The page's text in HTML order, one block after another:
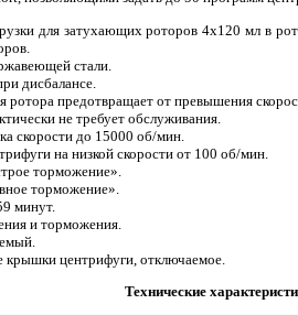
для затухающих роторов 4х120 мл в
стали.
дисбалансе.
ротора предотвращает от превышения
не требует обслуживания.
скорости до 15000 об/мин.
на низкой скорости от 100 об/мин.
торможение».
торможение».
минут.
и торможения.
крышки центрифуги, отключаемое.
Технические